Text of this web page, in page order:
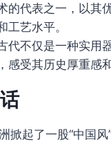
的代表之一，以其
艺水平。
代不仅是一种实用
受其历史厚重感
掀起了一股“中国